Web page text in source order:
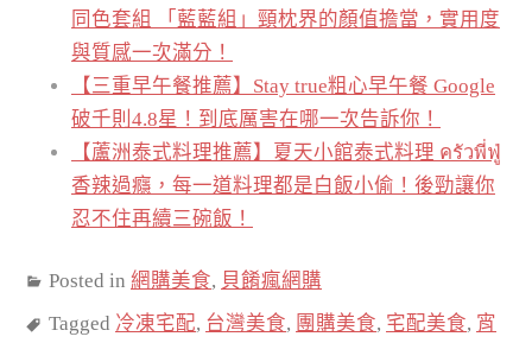
同色套組 「藍藍組」頸枕界的顏值擔當，實用度
與質感一次滿分！
【三重早午餐推薦】Stay true粗心早午餐 Google
破千則4.8星！到底厲害在哪一次告訴你！
【蘆洲泰式料理推薦】夏天小館泰式料理 ครัวพี่ฟู่
香辣過癮，每一道料理都是白飯小偷！後勁讓你
忍不住再續三碗飯！
Posted in 網購美食, 貝餚瘋網購
Tagged 冷凍宅配, 台灣美食, 團購美食, 宅配美食, 宵